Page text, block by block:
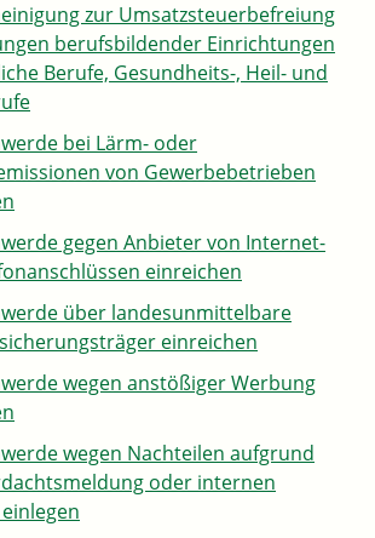
zur Umsatzsteuerbefreiung
berufsbildender Einrichtungen
Berufe, Gesundheits-, Heil- und
bei Lärm- oder
von Gewerbebetrieben
gegen Anbieter von Internet-
einreichen
über landesunmittelbare
einreichen
wegen anstößiger Werbung
wegen Nachteilen aufgrund
oder internen